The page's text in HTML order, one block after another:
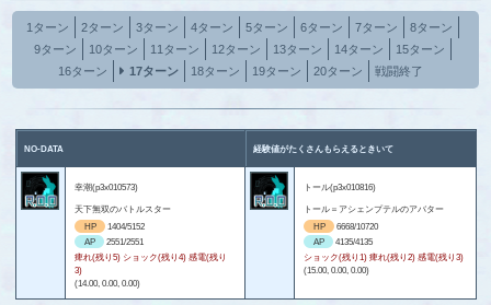
1ターン 2ターン 3ターン 4ターン 5ターン 6ターン 7ターン
8ターン
9ターン
10ターン 11ターン 12ターン 13ターン 14ターン
15ターン
16ターン
17ターン 18ターン 19ターン 20ターン 戦闘終了
NO-DATA 経験値がたくさんもらえるときいて
幸潮(p3x010573)
天下無双のバトルスター
HP
1404/5152
AP
2551/2551
痺れ(残り5) ショック(残り4) 感電(残り
3)
(14.00, 0.00, 0.00)
トール(p3x010816)
トール＝アシェンプテルのアバター
HP
6668/10720
AP
4135/4135
ショック(残り1) 痺れ(残り2) 感電(残り3)
(15.00, 0.00, 0.00)